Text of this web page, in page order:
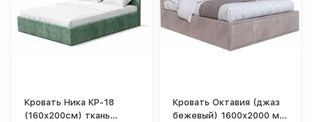
Кровать Ника КР-18
(160х200см) ткань
Кровать Октавия (джаз
бежевый) 1600x2000 мм